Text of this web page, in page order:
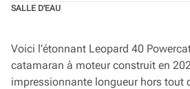
SALLE D'EAU
Voici l’étonnant Leopard 40
catamaran à moteur construit en
impressionnante longueur hors tout